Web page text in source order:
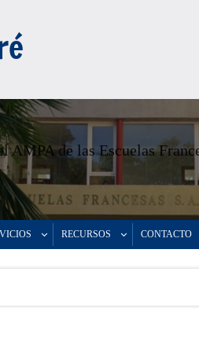
AMPA de las Escuelas
RECURSOS CONTACTO